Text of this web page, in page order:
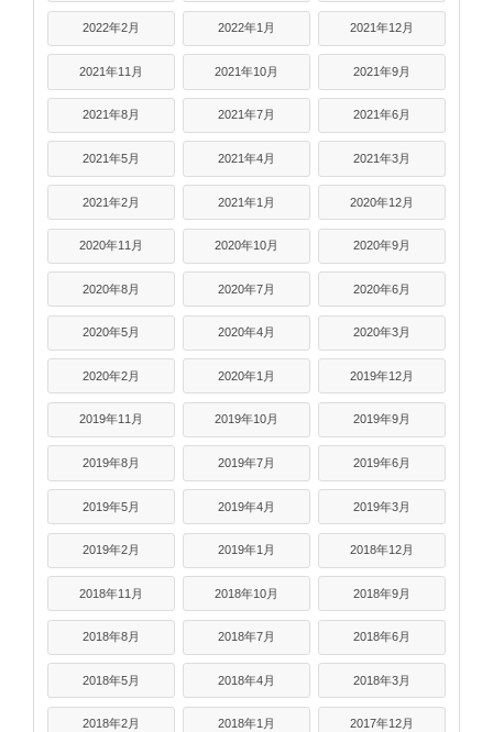
2022年2月 2022年1月 2021年12月
2021年11月 2021年10月 2021年9月
2021年8月 2021年7月 2021年6月
2021年5月 2021年4月 2021年3月
2021年2月 2021年1月 2020年12月
2020年11月 2020年10月 2020年9月
2020年8月 2020年7月 2020年6月
2020年5月 2020年4月 2020年3月
2020年2月 2020年1月 2019年12月
2019年11月 2019年10月 2019年9月
2019年8月 2019年7月 2019年6月
2019年5月 2019年4月 2019年3月
2019年2月 2019年1月 2018年12月
2018年11月 2018年10月 2018年9月
2018年8月 2018年7月 2018年6月
2018年5月 2018年4月 2018年3月
2018年2月 2018年1月 2017年12月